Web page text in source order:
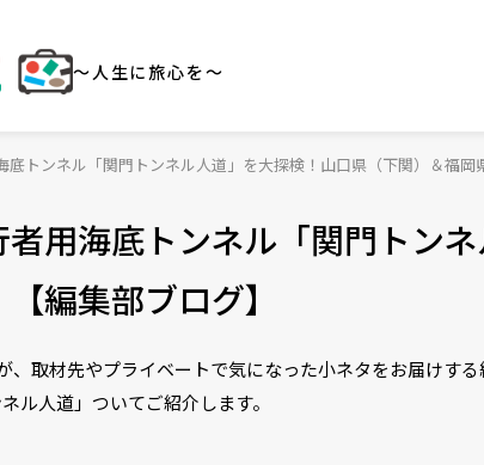
～人生に旅心を～
トンネル「関門トンネル人道」を大探検！山口県（下関）＆福岡
用海底トンネル「関門トン
編集部ブログ】
、取材先やプライベートで気になった小ネタをお届けす
ル人道」ついてご紹介します。